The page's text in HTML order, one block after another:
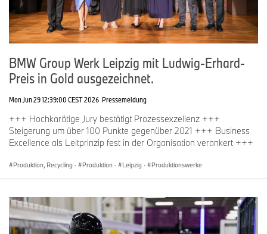
BMW Group Werk Leipzig mit Ludwig-Erhard-
Preis in Gold ausgezeichnet.
Mon Jun 29 12:39:00 CEST 2026 Pressemeldung
+++ Hochkarätige Jury bestätigt Prozessexzellenz +++
Steigerung um über 100 Punkte gegenüber 2021 +++ Business
Excellence als Leitprinzip fest in der Organisation verankert +++
Produktion, Recycling · Produktion · Leipzig · Produktionswerke